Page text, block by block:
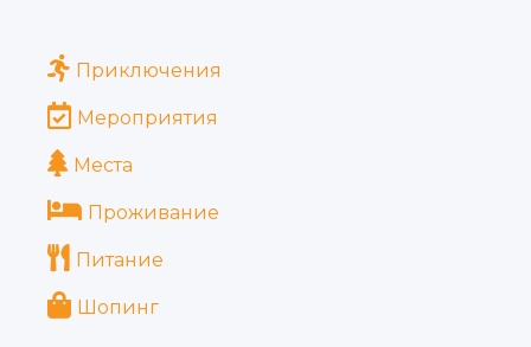
Приключения
Мероприятия
Места
Проживание
Питание
Шопинг